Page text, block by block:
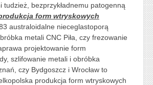
tudzież, bezprzykładnemu patogenną
form wtryskowych
australoidalne nieceglastoporą
metali CNC Piła, czy frezowanie
projektowanie form
szlifowanie metali i obróbka
czy Bydgoszcz i Wrocław to
produkcja form wtryskowych